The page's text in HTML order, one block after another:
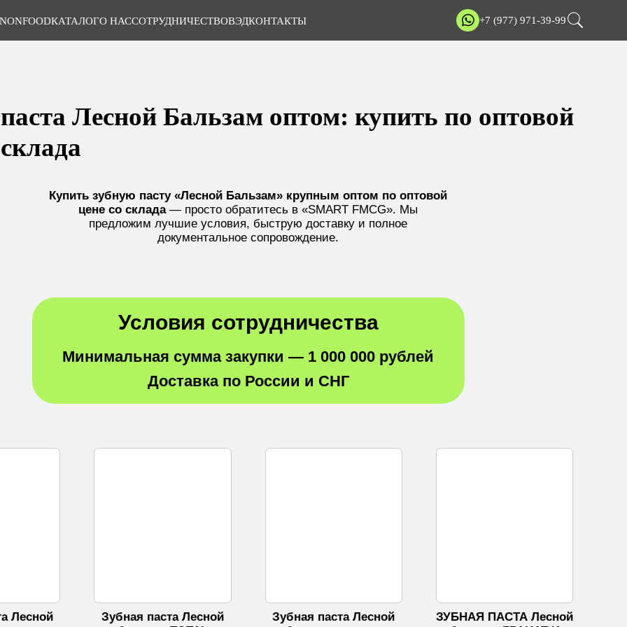
КАТАЛОГО НАССОТРУДНИЧЕСТВОВЭДКОНТАКТЫ +7 (977) 971-39-99
Лесной Бальзам оптом: купить по оптовой
Купить зубную пасту «Лесной Бальзам» крупным оптом по оптовой
цене со склада— просто обратитесь в «SMART FMCG». Мы
предложим лучшие условия, быструю доставку и полное
документальное сопровождение.
Условия сотрудничества
Минимальная сумма закупки — 1 000 000 рублей
Доставка по России и СНГ
Лесной
Зубная паста Лесной
Зубная паста Лесной
ЗУБНАЯ ПАСТА Лесной